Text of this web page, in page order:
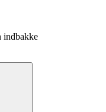
indbakke